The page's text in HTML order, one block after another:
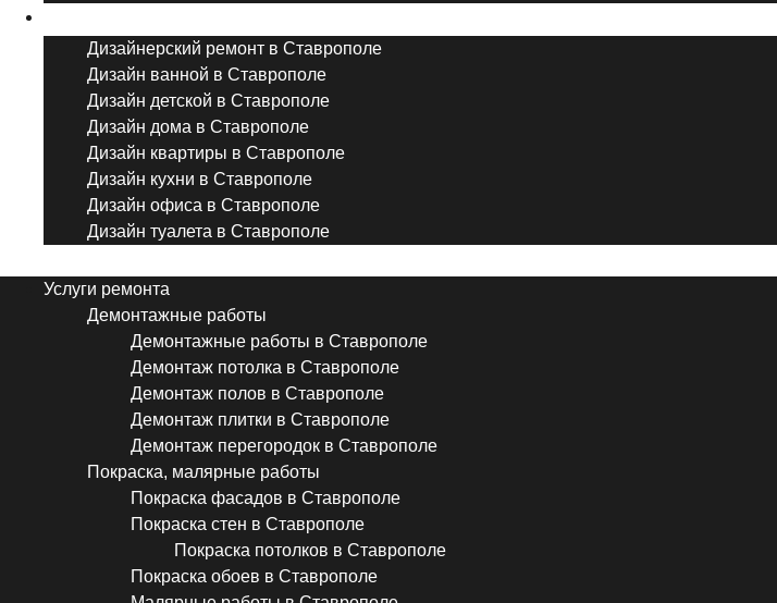
Дизайнерский ремонт в Ставрополе
Дизайн ванной в Ставрополе
Дизайн детской в Ставрополе
Дизайн дома в Ставрополе
Дизайн квартиры в Ставрополе
Дизайн кухни в Ставрополе
Дизайн офиса в Ставрополе
Дизайн туалета в Ставрополе
Услуги ремонта
Демонтажные работы
Демонтажные работы в Ставрополе
Демонтаж потолка в Ставрополе
Демонтаж полов в Ставрополе
Демонтаж плитки в Ставрополе
Демонтаж перегородок в Ставрополе
Покраска, малярные работы
Покраска фасадов в Ставрополе
Покраска стен в Ставрополе
Покраска потолков в Ставрополе
Покраска обоев в Ставрополе